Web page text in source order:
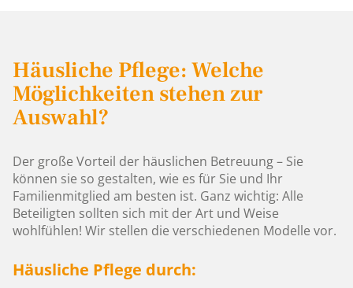
Häusliche Pflege: Welche
Möglichkeiten stehen zur
Auswahl?
Der große Vorteil der häuslichen Betreuung – Sie
können sie so gestalten, wie es für Sie und Ihr
Familienmitglied am besten ist. Ganz wichtig: Alle
Beteiligten sollten sich mit der Art und Weise
wohlfühlen! Wir stellen die verschiedenen Modelle vor.
Häusliche Pflege durch: